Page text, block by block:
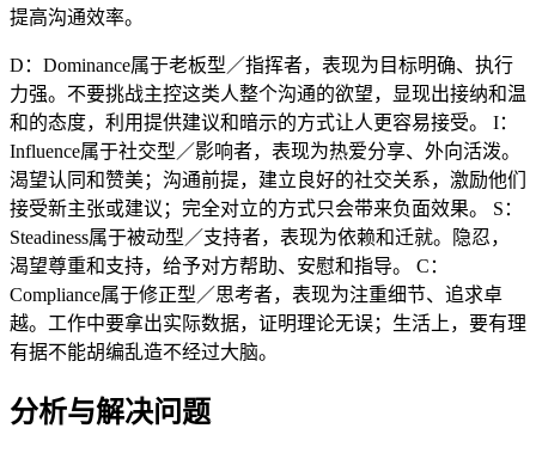
提高沟通效率。
D：Dominance属于老板型／指挥者，表现为目标明确、执行
力强。不要挑战主控这类人整个沟通的欲望，显现出接纳和温
和的态度，利用提供建议和暗示的方式让人更容易接受。 I：
Influence属于社交型／影响者，表现为热爱分享、外向活泼。
渴望认同和赞美；沟通前提，建立良好的社交关系，激励他们
接受新主张或建议；完全对立的方式只会带来负面效果。 S：
Steadiness属于被动型／支持者，表现为依赖和迁就。隐忍，
渴望尊重和支持，给予对方帮助、安慰和指导。 C：
Compliance属于修正型／思考者，表现为注重细节、追求卓
越。工作中要拿出实际数据，证明理论无误；生活上，要有理
有据不能胡编乱造不经过大脑。
分析与解决问题